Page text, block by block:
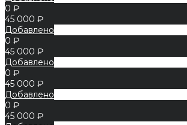
0 ₽
45 000 ₽
Добавлено
0 ₽
45 000 ₽
Добавлено
0 ₽
45 000 ₽
Добавлено
0 ₽
45 000 ₽